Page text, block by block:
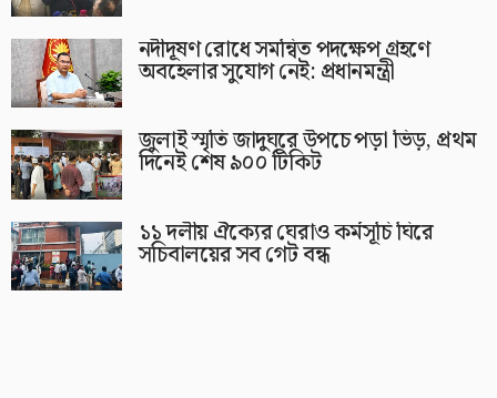
নদীদূষণ রোধে সমন্বিত পদক্ষেপ গ্রহণে
অবহেলার সুযোগ নেই: প্রধানমন্ত্রী
জুলাই স্মৃতি জাদুঘরে উপচে পড়া ভিড়, প্রথম
দিনেই শেষ ৯০০ টিকিট
১১ দলীয় ঐক্যের ঘেরাও কর্মসূচি ঘিরে
সচিবালয়ের সব গেট বন্ধ